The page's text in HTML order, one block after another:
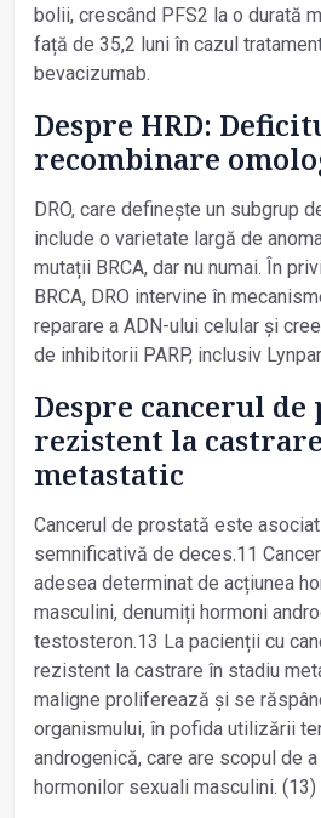
bolii, crescând PFS2 la o durată
față de 35,2 luni în cazul
bevacizumab.
Despre HRD:
recombinare
DRO, care definește un subgrup
include o varietate largă de
mutații BRCA, dar nu numai. În
BRCA, DRO intervine în
reparare a ADN-ului celular și
de inhibitorii PARP, inclusiv
Despre cancerul de
rezistent la
metastatic
Cancerul de prostată este
semnificativă de deces.11
adesea determinat de acțiunea
masculini, denumiți hormoni
testosteron.13 La pacienții cu
rezistent la castrare în stadiu
maligne proliferează și se
organismului, în pofida utilizării
androgenică, care are scopul de
hormonilor sexuali masculini. (13)